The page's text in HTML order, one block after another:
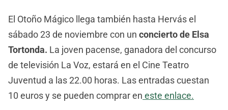
El Otoño Mágico llega también hasta Hervás el
sábado 23 de noviembre con un concierto de Elsa
Tortonda. La joven pacense, ganadora del concurso
de televisión La Voz, estará en el Cine Teatro
Juventud a las 22.00 horas. Las entradas cuestan
10 euros y se pueden comprar en este enlace.